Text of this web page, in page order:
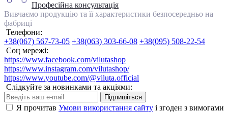
Професійна консультація
Вивчаємо продукцію та її характеристики безпосередньо на
фабриці
Телефони:
+38(067) 567-73-05 +38(063) 303-66-08 +38(095) 508-22-54
Соц мережі:
https://www.facebook.com/vilutashop
https://www.instagram.com/vilutashop/
https://www.youtube.com/@viluta.official
Слідкуйте за новинками та акціями:
Підпишіться
Я прочитав Умови використання сайту і згоден з вимогами